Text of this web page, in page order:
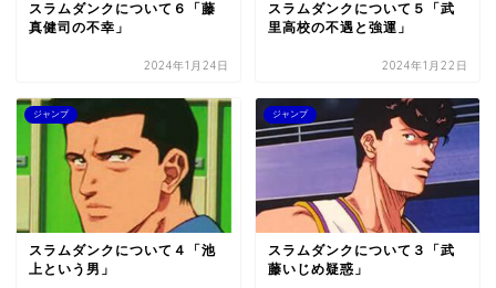
スラムダンクについて６「藤
真健司の不幸」
2024年1月24日
スラムダンクについて５「武
里高校の不遇と強運」
2024年1月22日
ジャンプ
スラムダンクについて４「池
上という男」
ジャンプ
スラムダンクについて３「武
藤いじめ疑惑」